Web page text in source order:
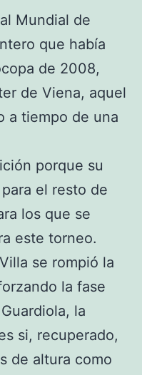
Mundial de
que había
de 2008,
de Viena, aquel
a tiempo de una
porque su
el resto de
los que se
este torneo.
se rompió la
la fase
la
si, recuperado,
de altura como